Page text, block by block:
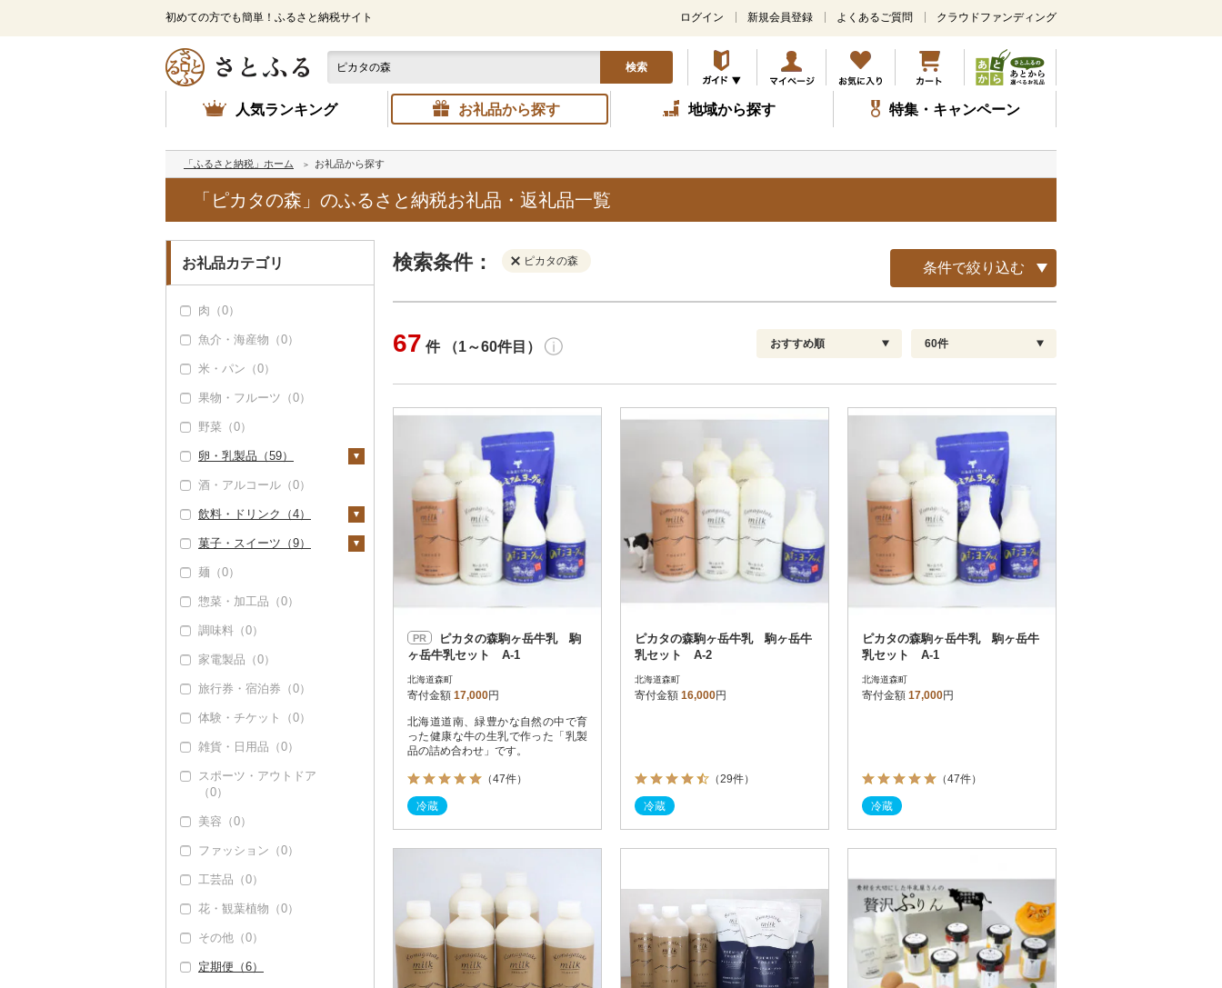
初めての方でも簡単！ふるさと納税サイト
メ
ン
コ
ン
テ
ツ
ッ
ログイン 新規会員登録 よくあるご質問 クラウドファンディング
検索
人気ランキング お礼品から探す 地域から探す 特集・キャンペーン
「ふるさと納税」ホーム お礼品から探す
「ピカタの森」のふるさと納税お礼品・返礼品一覧
お礼品カテゴリ
肉（0）
魚介・海産物（0）
米・パン（0）
果物・フルーツ（0）
野菜（0）
卵・乳製品（59）
卵（0）
チーズ（0）
ヨーグルト（58）
牛乳（45）
バター（0）
その他乳製品（0）
酒・アルコール（0）
飲料・ドリンク（4）
水・ミネラルウォータ
（4）
飲料（4）
コーヒー豆（0）
粉（0）
ドリップ（0）
茶（0）
果汁飲料（0）
紅茶（0）
その他飲料・ジュース
（0）
菓子・スイーツ（9）
ケーキ（4）
クッキー（0）
焼き菓子（0）
プリン（2）
ゼリー（0）
チョコレート（0）
カステラ（0）
アイス・ジェラート
（6）
その他洋菓子（0）
煎餅・おかき（0）
羊羹（0）
饅頭（0）
大福（0）
その他和菓子（0）
麺（0）
惣菜・加工品（0）
調味料（0）
家電製品（0）
旅行券・宿泊券（0）
体験・チケット（0）
雑貨・日用品（0）
スポーツ・アウトドア
（0）
美容（0）
ファッション（0）
工芸品（0）
花・観葉植物（0）
その他（0）
定期便（6）
検索条件： ピカタの森 条件で絞り込む
決済方法
PayPay
クレジットカード決済
メルペイ
コンビニ支払い
ソフトバンクまとめて支払い
d払い
金融機関(Pay-easy決済)
解除
冷蔵便
冷凍便
配送指定 解除
お届け日時指定可
お届け時間帯指定可
その他
さとふる限定のお礼品
定期便
さとふるアプリdeワンストップ申請
対象
67 件 （1～60件目） おすすめ順
新着順
レビュー評価順
寄付金額が高い順
寄付金額が低い順
60件
60
120
PR
ヶ岳牛乳セット A-1
北海道森町
寄付金額 17,000円
北海道道南、緑豊かな自然の中で育
った健康な牛の生乳で作った「乳製
品の詰め合わせ」です。
（47件）
冷蔵
ピカタの森駒ヶ岳牛乳 駒ヶ岳牛
乳セット A-2
北海道森町
寄付金額 16,000円
（29件）
冷蔵
ピカタの森駒ヶ岳牛乳 駒ヶ岳牛
乳セット A-1
北海道森町
寄付金額 17,000円
（47件）
冷蔵